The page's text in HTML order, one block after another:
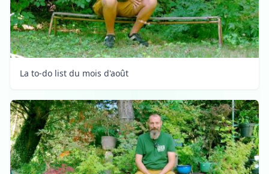
La to-do list du mois d'août